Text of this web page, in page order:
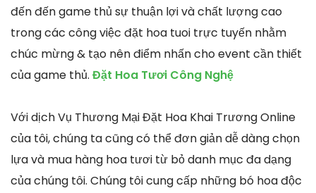
đến đến game thủ sự thuận lợi và chất lượng cao
trong các công việc đặt hoa tuoi trực tuyến nhằm
chúc mừng & tạo nên điểm nhấn cho event cần thiết
của game thủ. Đặt Hoa Tươi Công Nghệ
Với dịch Vụ Thương Mại Đặt Hoa Khai Trương Online
của tôi, chúng ta cũng có thể đơn giản dễ dàng chọn
lựa và mua hàng hoa tươi từ bỏ danh mục đa dạng
của chúng tôi. Chúng tôi cung cấp những bó hoa độc